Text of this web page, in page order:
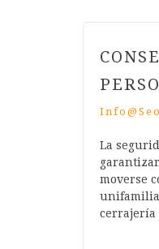
La
moverse
cerrajería